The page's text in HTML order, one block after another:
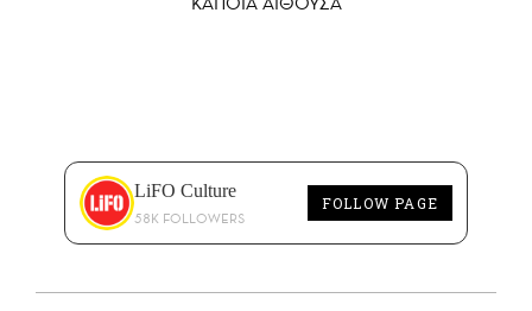
LiFO Culture
58K FOLLOWERS
FOLLOW PAGE